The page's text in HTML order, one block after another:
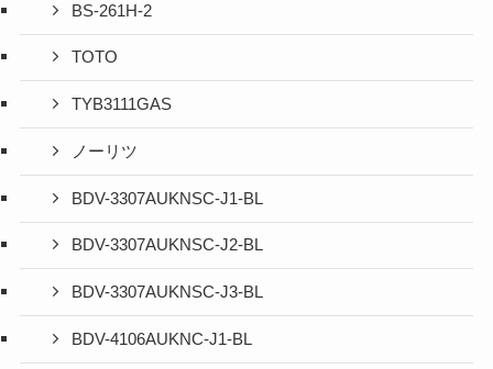
BS-261H-2
TOTO
TYB3111GAS
ノーリツ
BDV-3307AUKNSC-J1-BL
BDV-3307AUKNSC-J2-BL
BDV-3307AUKNSC-J3-BL
BDV-4106AUKNC-J1-BL